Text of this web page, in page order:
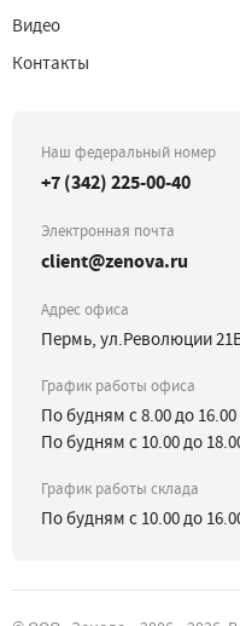
Видео
Контакты
Наш федеральный номер
+7 (342) 225-00-40
Электронная почта
client@zenova.ru
Адрес офиса
Пермь, ул.Революции
График работы офиса
По будням с 8.00 до
По будням с 10.00 до
График работы склада
По будням с 10.00 до